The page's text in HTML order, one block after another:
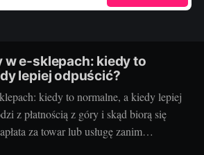
w e-sklepach: kiedy to
lepiej odpuścić?
kiedy to normalne, a kiedy lepiej
z płatnością z góry i skąd biorą się
za towar lub usługę zanim
wykona. Sklepy proszą o nią z kilku